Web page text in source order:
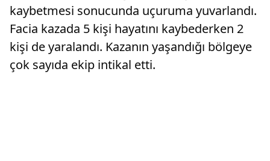
kaybetmesi sonucunda uçuruma yuvarlandı.
Facia kazada 5 kişi hayatını kaybederken 2
kişi de yaralandı. Kazanın yaşandığı bölgeye
çok sayıda ekip intikal etti.